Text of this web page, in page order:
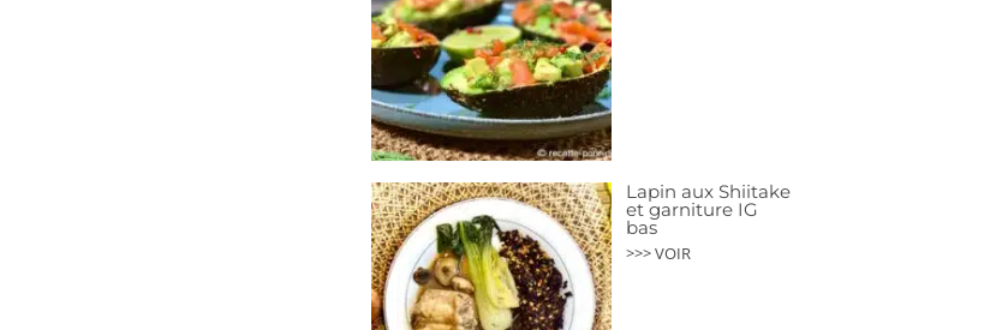
Lapin aux Shiitake
et garniture IG
bas
>>> VOIR